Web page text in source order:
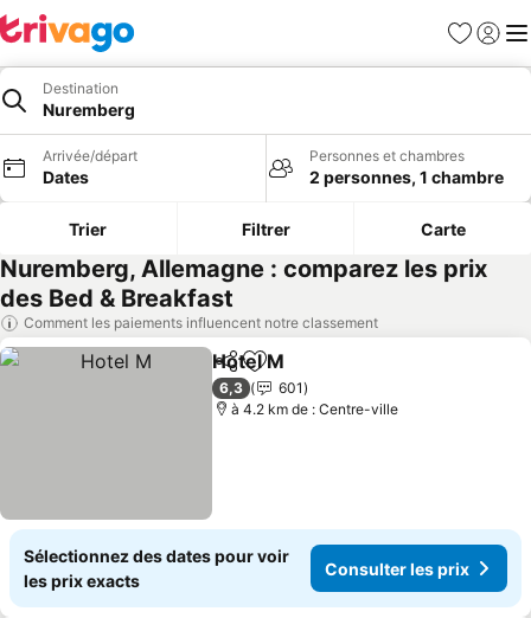
Favoris
Se
Destination
Nuremberg
Arrivée/départ
Dates
Personnes et chambres
2 personnes, 1 chambre
Trier Filtrer Carte
Nuremberg, Allemagne : comparez les prix
des Bed & Breakfast
Comment les paiements influencent notre classement
PartagerAjouter à mes favoris
Hotel M
6,3
601
à 4.2 km de : Centre-ville
Sélectionnez des dates pour voir
les prix exacts
Consulter les prix